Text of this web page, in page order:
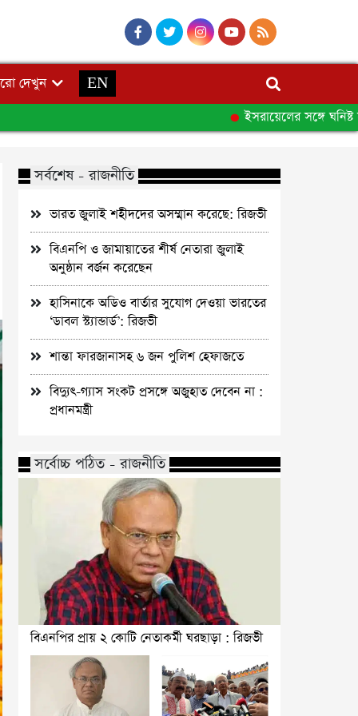
দেখুন
EN
ইসরায়েলের সঙ্গে ঘনিষ্ট
সর্বশেষ - রাজনীতি
ভারত জুলাই শহীদদের অসম্মান করেছে: রিজভী
বিএনপি ও জামায়াতের শীর্ষ নেতারা জুলাই
অনুষ্ঠান বর্জন করেছেন
হাসিনাকে অডিও বার্তার সুযোগ দেওয়া ভারতের
‘ডাবল স্ট্যান্ডার্ড’: রিজভী
শান্তা ফারজানাসহ ৬ জন পুলিশ হেফাজতে
বিদ্যুৎ-গ্যাস সংকট প্রসঙ্গে অজুহাত দেবেন না :
প্রধানমন্ত্রী
সর্বোচ্চ পঠিত - রাজনীতি
বিএনপির প্রায় ২ কোটি নেতাকর্মী ঘরছাড়া : রিজভী